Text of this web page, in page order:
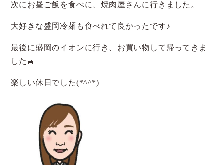
次にお昼ご飯を食べに、焼肉屋さんに行きました。
大好きな盛岡冷麺も食べれて良かったです♪
最後に盛岡のイオンに行き、お買い物して帰ってきま
した🚙
楽しい休日でした(*^^*)